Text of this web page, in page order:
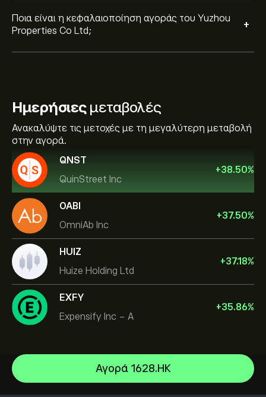
Ποια είναι η κεφαλαιοποίηση αγοράς του Yuzhou
Properties Co Ltd;
+
Ημερήσιεςμεταβολές
Ανακαλύψτε τις μετοχές με τη μεγαλύτερη μεταβολή
στην αγορά.
QNST
QuinStreet Inc
+38.50%
OABI
OmniAb Inc
+37.50%
HUIZ
Huize Holding Ltd
+37.18%
EXFY
Expensify Inc - A
+35.86%
Αγορά 1628.HK
NVIDIA Corporation